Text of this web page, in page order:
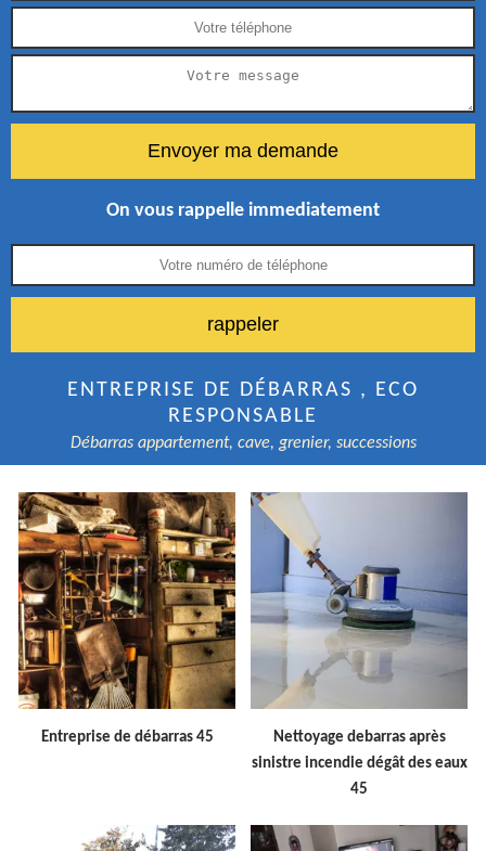
On vous rappelle immediatement
ENTREPRISE DE DÉBARRAS , ECO
RESPONSABLE
Débarras appartement, cave, grenier, successions
Entreprise de débarras 45
Nettoyage debarras après
sinistre incendie dégât des eaux
45